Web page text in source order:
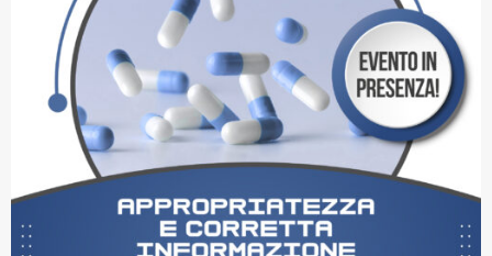
Ospedale Virtuale
MotoRare